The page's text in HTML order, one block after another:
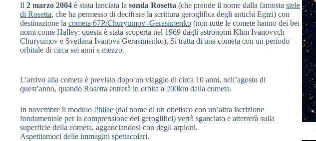
Il 2 marzo 2004 è stata lanciata la sonda Rosetta (che prende il nome dalla famosta stele
di Rosetta, che ha permesso di decifrare la scrittura geroglifica degli antichi Egizi) con
destinazione la cometa 67P/Churyumov–Gerasimenko (non tutte le comete hanno dei bei
nomi come Halley: questa è stata scoperta nel 1969 dagli astronomi Klim Ivanovych
Churyumov e Svetlana Ivanova Gerasimenko). Si tratta di una cometa con un periodo
orbitale di circa sei anni e mezzo.
L’arrivo alla cometa è previsto dopo un viaggio di circa 10 anni, nell’agosto di
quest’anno, quando Rosetta entrerà in orbita a 200km dalla cometa.
In novembre il modulo Philae (dal nome di un obelisco con un’altra iscrizione
fondamentale per la comprensione dei geroglifici) verrà sganciato e atterrerà sulla
superficie della cometa, agganciandosi con degli arpioni.
Aspettiamoci delle immagini spettacolari.